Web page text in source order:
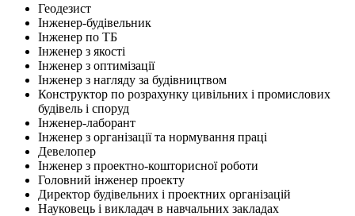
Геодезист
Інженер-будівельник
Інженер по ТБ
Інженер з якості
Інженер з оптимізації
Інженер з нагляду за будівництвом
Конструктор по розрахунку цивільних і промислових
будівель і споруд
Інженер-лаборант
Інженер з організації та нормування праці
Девелопер
Інженер з проектно-кошторисної роботи
Головний інженер проекту
Директор будівельних і проектних організацій
Науковець і викладач в навчальних закладах